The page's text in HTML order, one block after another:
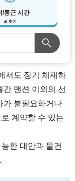
/통근 시간
로 찾기
서도 장기 체재하
맨션 이외의 선
가 불필요하거나
계약할 수 있는
한 대안과 물건